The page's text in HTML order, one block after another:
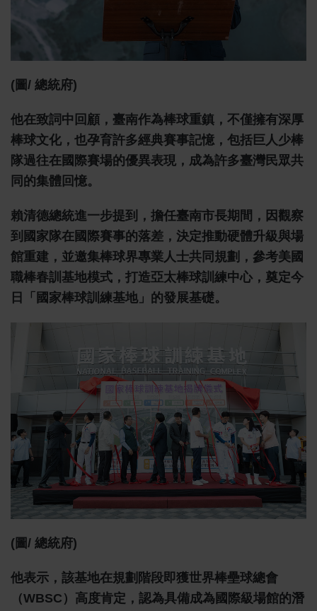
(圖/ 總統府)
他在致詞中回顧，臺南作為棒球重鎮，不僅擁有深厚
棒球文化，也孕育許多經典賽事記憶，包括巨人少棒
隊過往在國際賽場的優異表現，成為許多臺灣民眾共
同的集體回憶。
賴清德總統進一步提到，擔任臺南市長期間，因觀察
到國家隊在國際賽事的落差，決定推動硬體升級與場
館重建，並邀集棒球界專業人士共同規劃，參考美國
職棒春訓基地模式，打造亞太棒球訓練中心，奠定今
日「國家棒球訓練基地」的發展基礎。
(圖/ 總統府)
他表示，該基地在規劃階段即獲世界棒壘球總會
（WBSC）高度肯定，認為具備成為國際級場館的潛